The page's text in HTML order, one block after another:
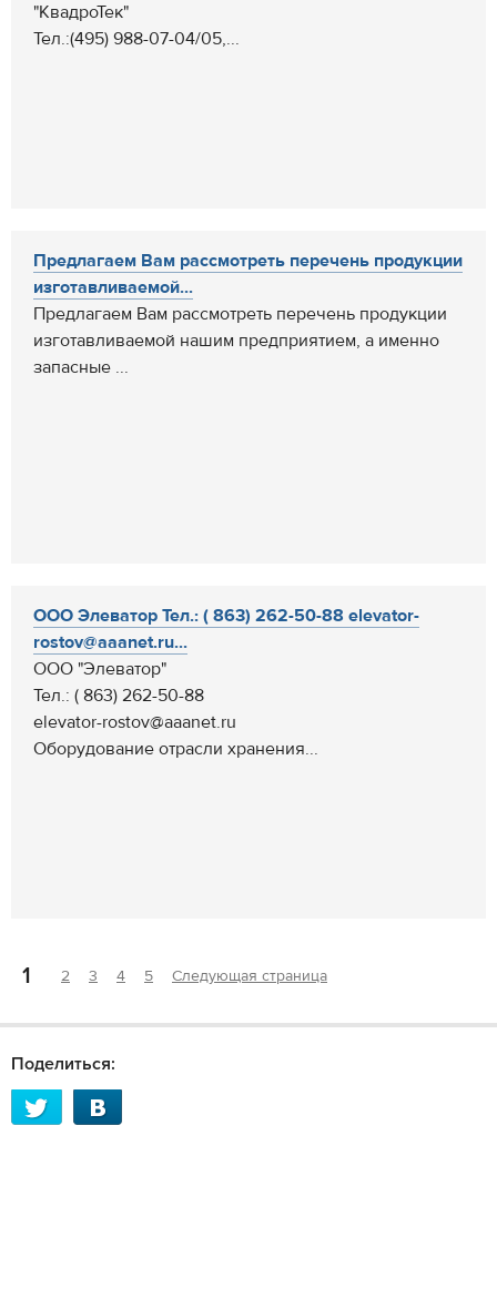
"КвадроТек"
Тел.:(495) 988-07-04/05,...
Предлагаем Вам рассмотреть перечень продукции
изготавливаемой...
Предлагаем Вам рассмотреть перечень продукции
изготавливаемой нашим предприятием, а именно
запасные ...
ООО Элеватор Тел.: ( 863) 262-50-88 elevator-
rostov@aaanet.ru...
ООО "Элеватор"
Тел.: ( 863) 262-50-88
elevator-rostov@aaanet.ru
Оборудование отрасли хранения...
1 2 3 4 5 Следующая страница
Поделиться: